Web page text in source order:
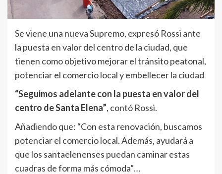
Se viene una nueva Supremo, expresó Rossi ante
la puesta en valor del centro de la ciudad, que
tienen como objetivo mejorar el tránsito peatonal,
potenciar el comercio local y embellecer la ciudad
“Seguimos adelante con la puesta en valor del
centro de Santa Elena”, contó Rossi.
Añadiendo que: “Con esta renovación, buscamos
potenciar el comercio local. Además, ayudará a
que los santaelenenses puedan caminar estas
cuadras de forma más cómoda”…